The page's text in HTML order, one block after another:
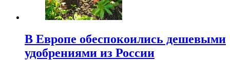
В Европе обеспокоились дешевыми
удобрениями из России